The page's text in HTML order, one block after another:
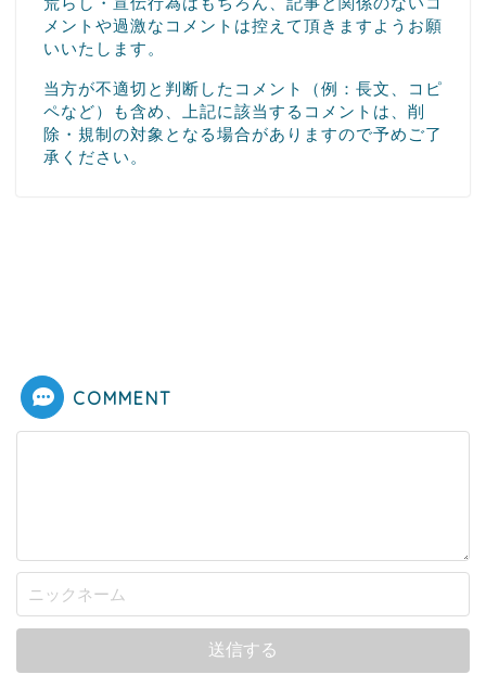
メントや過激なコメントは控えて頂きますようお願
いいたします。
当方が不適切と判断したコメント（例：長文、コピ
ペなど）も含め、上記に該当するコメントは、削
除・規制の対象となる場合がありますので予めご了
承ください。
COMMENT